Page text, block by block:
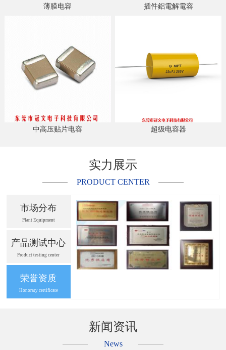
薄膜电容 插件鋁電解電容
中高压贴片电容 超级电容器
实力展示
PRODUCT CENTER
市场分布
Plant Equipment
产品测试中心
Product testing center
荣誉资质
Honorary certificate
新闻资讯
News